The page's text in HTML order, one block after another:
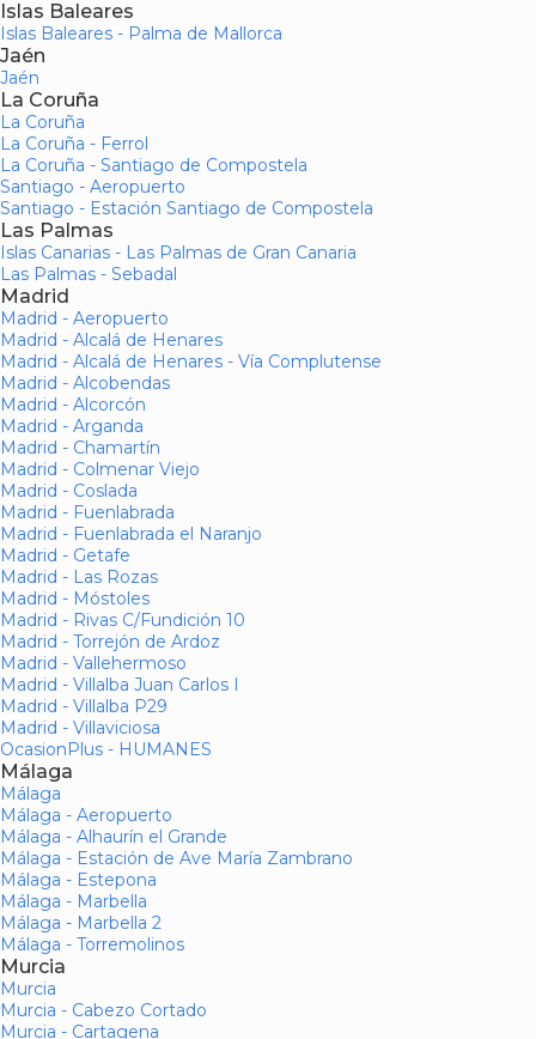
Islas Baleares
Islas Baleares - Palma de Mallorca
Jaén
Jaén
La Coruña
La Coruña
La Coruña - Ferrol
La Coruña - Santiago de Compostela
Santiago - Aeropuerto
Santiago - Estación Santiago de Compostela
Las Palmas
Islas Canarias - Las Palmas de Gran Canaria
Las Palmas - Sebadal
Madrid
Madrid - Aeropuerto
Madrid - Alcalá de Henares
Madrid - Alcalá de Henares - Vía Complutense
Madrid - Alcobendas
Madrid - Alcorcón
Madrid - Arganda
Madrid - Chamartín
Madrid - Colmenar Viejo
Madrid - Coslada
Madrid - Fuenlabrada
Madrid - Fuenlabrada el Naranjo
Madrid - Getafe
Madrid - Las Rozas
Madrid - Móstoles
Madrid - Rivas C/Fundición 10
Madrid - Torrejón de Ardoz
Madrid - Vallehermoso
Madrid - Villalba Juan Carlos I
Madrid - Villalba P29
Madrid - Villaviciosa
OcasionPlus - HUMANES
Málaga
Málaga
Málaga - Aeropuerto
Málaga - Alhaurín el Grande
Málaga - Estación de Ave María Zambrano
Málaga - Estepona
Málaga - Marbella
Málaga - Marbella 2
Málaga - Torremolinos
Murcia
Murcia
Murcia - Cabezo Cortado
Murcia - Cartagena